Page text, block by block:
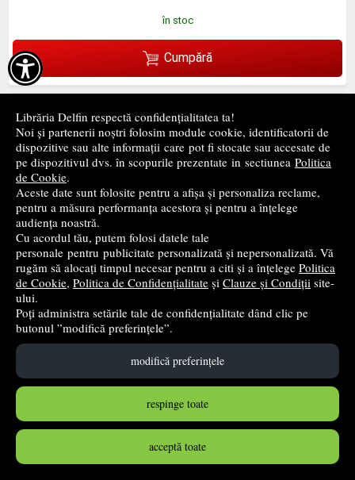

Librăria Delfin respectă confidențialitatea ta!
Noi și partenerii noștri folosim module cookie, identificatorii de
dispozitive sau alte informații care pot fi stocate sau accesate de
pe dispozitivul dvs. în scopurile prezentate in sectiunea Politica
de Cookie.
Aceste date sunt folosite pentru a afișa și personaliza reclame,
pentru a măsura performanța acestora și pentru a înțelege
audiența noastră.
Cu acordul tău, putem folosi datele tale
personale pentru publicitate personalizată și nepersonalizată. Vă
rugăm să alocați timpul necesar pentru a citi și a înțelege Politica
de Cookie, Politica de Confidențialitate și Clauze și Condiții site-
ului.
Poți administra setările tale de confidențialitate dând clic pe
butonul ”modifică preferințele”.
modifică preferințele
respinge toate
acceptă toate
în stoc
Cumpără
Tempera pe baza de ulei Morocolor Primo, cutie 24
culori
Morocolor
39 lei
Cumpără